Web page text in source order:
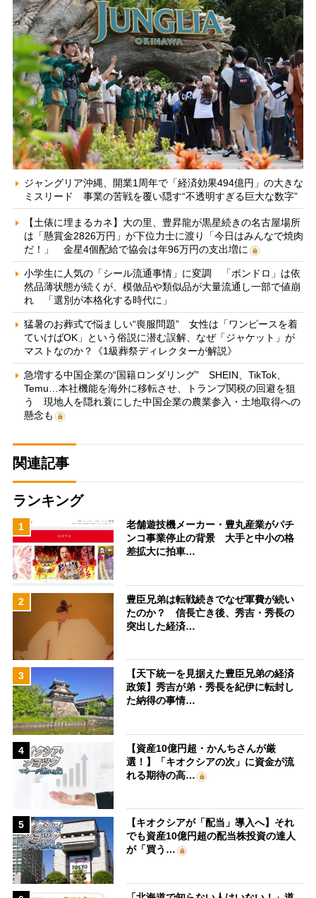
ジャングリア沖縄、開業1周年で「経済効果494億円」の大きな
ミスリード 事業の苦戦を覆い隠す“不透明すぎる巨大な数字”
【土俵に埋まるカネ】大の里、豊昇龍が黒星続きの名古屋場所
は「懸賞金2826万円」が下位力士に渡り「今日はみんなで焼肉
だ！」 金星4個配給で協会は年96万円の支出増に
小学生に人気の「シール流通事情」に変調 「ボンドロ」は依
然品薄状態が続くが、模倣品や類似品が大量流通し一部で値崩
れ 「選別が本格化する時代に」
猛暑のお葬式で悩ましい“喪服問題” 女性は「ワンピースを着
ていけばOK」という俗説に潜む誤解、なぜ「ジャケット」が
マストなのか？《1級葬祭ディレクターが解説》
急増する中国企業の“国籍ロンダリング” SHEIN、TikTok、
Temu…本社機能を海外に移転させ、トランプ関税の回避を狙
う 現地人を隠れ蓑にした中国企業の農業参入・土地取得への
懸念も
関連記事
ランキング
1
老舗遊技機メーカー・豊丸産業がパチ
ンコ事業停止の背景 大手と中小の格
差拡大に拍車…
2
豊臣兄弟は転戦続きでなぜ軍費が続い
たのか？ 信長亡き後、秀吉・秀長の
突出した経済…
3
【天下統一を見据えた豊臣兄弟の経済
政策】秀吉が弟・秀長を紀伊に転封し
た納得の事情…
4
【資産10億円超・かんちさんが厳
選！】「キオクシアの次」に資金が流
れる期待の高…
5
【キオクシアが「配当」導入へ】それ
でも資産10億円超の配当株投資の達人
が「買う…